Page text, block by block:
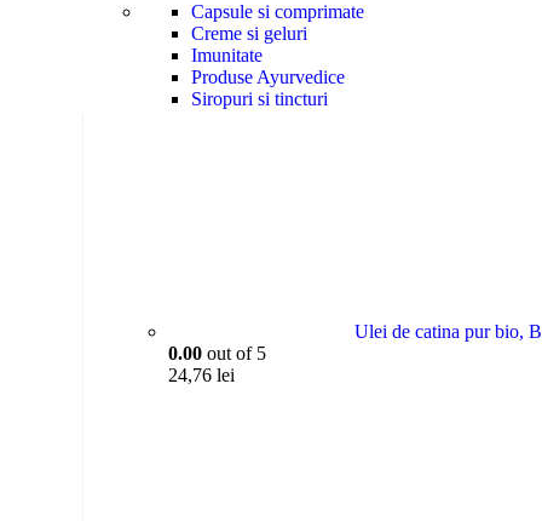
Capsule si comprimate
Creme si geluri
Imunitate
Produse Ayurvedice
Siropuri si tincturi
Ulei de catina pur bio,
0.00 out of 5
24,76 lei